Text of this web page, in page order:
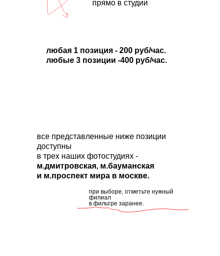
любая 1 позиция - 200 руб/час.
любые 3 позиции -400 руб/час.
прямо в студии
при выборе, отметьте нужный
филиал
в фильтре заранее.
все представленные ниже позиции
доступны
в трех наших фотостудиях -
м.дмитровская, м.бауманская
и м.проспект мира в москве.